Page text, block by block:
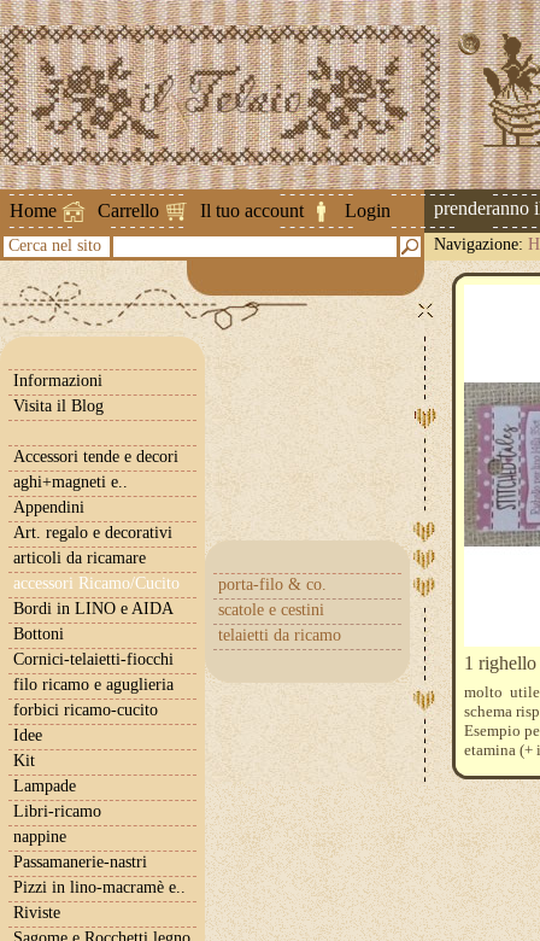
Home Carrello Il tuo account Login
Attenzione ! Le spedizioni riprenderanno il 2
Cerca nel sito Navigazione:
Informazioni
Visita il Blog
Accessori tende e decori
aghi+magneti e..
Appendini
Art. regalo e decorativi
articoli da ricamare
accessori Ricamo/Cucito
porta-filo & co.
scatole e cestini
telaietti da ricamo
Bordi in LINO e AIDA
Bottoni
Cornici-telaietti-fiocchi
filo ricamo e aguglieria
forbici ricamo-cucito
Idee
Kit
Lampade
Libri-ricamo
nappine
Passamanerie-nastri
Pizzi in lino-macramè e..
Riviste
1
molto
schema
Esempio
etamina (+